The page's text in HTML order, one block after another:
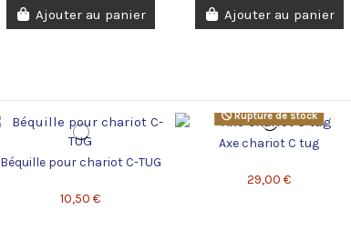
Ajouter au panier Ajouter au panier
Béquille pour chariot C-TUG
10,50 €
Rupture de stock
Axe chariot C tug
29,00 €